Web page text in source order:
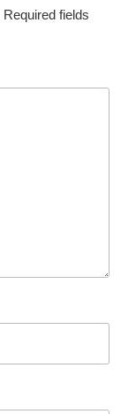
Required fields